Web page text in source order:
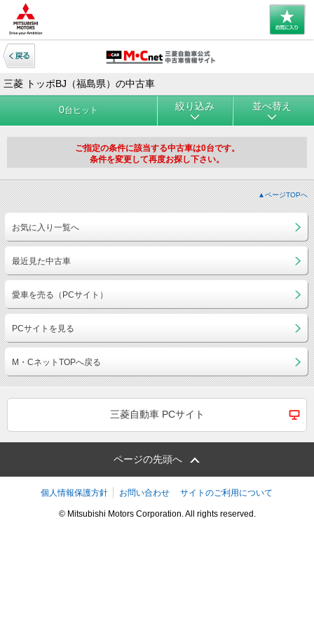
三菱 トッポBJ（福島県）の中古車
0台ヒット 絞り込み 並べ替え
ご指定の条件に該当する中古車は0台です。
条件を変更して再度お探し下さい。
▲ページTOPへ
お気に入り一覧へ
最近見た中古車
愛車を売る（PCサイト）
PCサイトを見る
M・CネットTOPへ戻る
三菱自動車 PCサイト
ページの先頭へ
個人情報保護方針 お問い合わせ サイトのご利用について
© Mitsubishi Motors Corporation. All rights reserved.